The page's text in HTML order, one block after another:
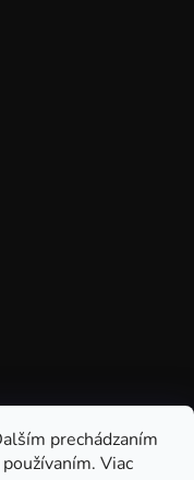
prechádzaním
Viac